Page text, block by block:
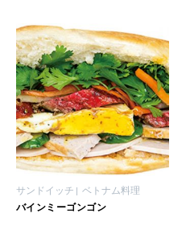
2026年8月号『お
2026年7月号「鎌倉 ローカルが
2026年6月号「大銀座 トレンド
2026年5月号「“大好
2026年4月号「未来をつ
MAGAZINE
サンドイッチ ベトナム料理
バインミーゴンゴン